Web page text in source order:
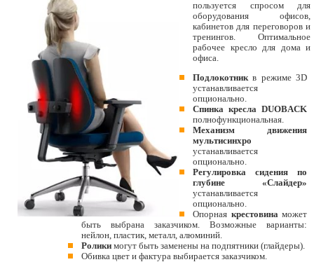
пользуется спросом для
оборудования офисов,
кабинетов для переговоров и
тренингов. Оптимальное
рабочее кресло для дома и
офиса.
Подлокотник в режиме 3D
устанавливается
опционально.
Спинка кресла DUOBACK
полнофункциональная.
Механизм движения
мультисинхро
устанавливается
опционально.
Регулировка сидения по
глубине «Слайдер»
устанавливается
опционально.
Опорная крестовина может
быть выбрана заказчиком. Возможные варианты:
нейлон, пластик, металл, алюминий.
Роликимогут быть заменены на подпятники (глайдеры).
Обивка цвет и фактура выбирается заказчиком.